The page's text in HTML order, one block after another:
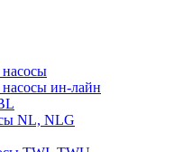
ин-лайн
NL, NLG